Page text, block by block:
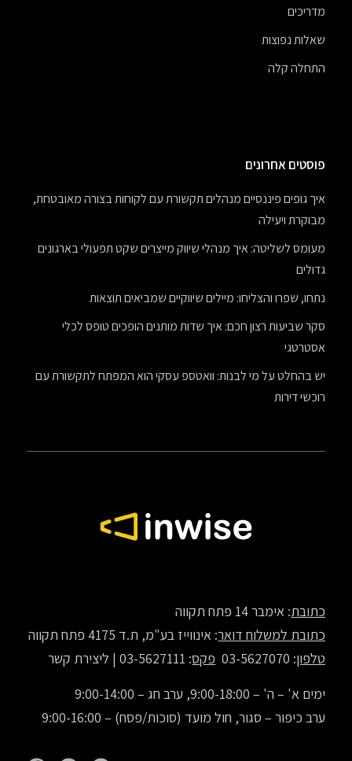
מדריכים
שאלות נפוצות
התחלה קלה
פוסטים אחרונים
איך גופים פיננסיים מנהלים תקשורת עם לקוחות בצורה מאובטחת,
מבוקרת ויעילה
מעומס לשליטה: איך מנהלי שיווק מייצרים שקט תפעולי בארגונים
גדולים
נתחו, שפרו והצליחו: מיילים שיווקיים שמביאים תוצאות
סקר שביעות רצון חכם: איך שדות מותנים הופכים טופס לכלי
אסטרטגי
יש בהחלט על מי לבנות: וואטספ עסקי הוא המפתח לתקשורת עם
רוכשי דירות
כתובת: אימבר 14 פתח תקווה
כתובת למשלוח דואר: אינווייז בע"מ, ת.ד 4175 פתח תקווה
טלפון: 03-5627070 פקס: 03-5627111 |
ליצירת קשר
ימים א' – ה' – 9:00-18:00, ערב חג – 9:00-14:00
ערב כיפור – סגור, חול מועד (סוכות/פסח) – 9:00-16:00